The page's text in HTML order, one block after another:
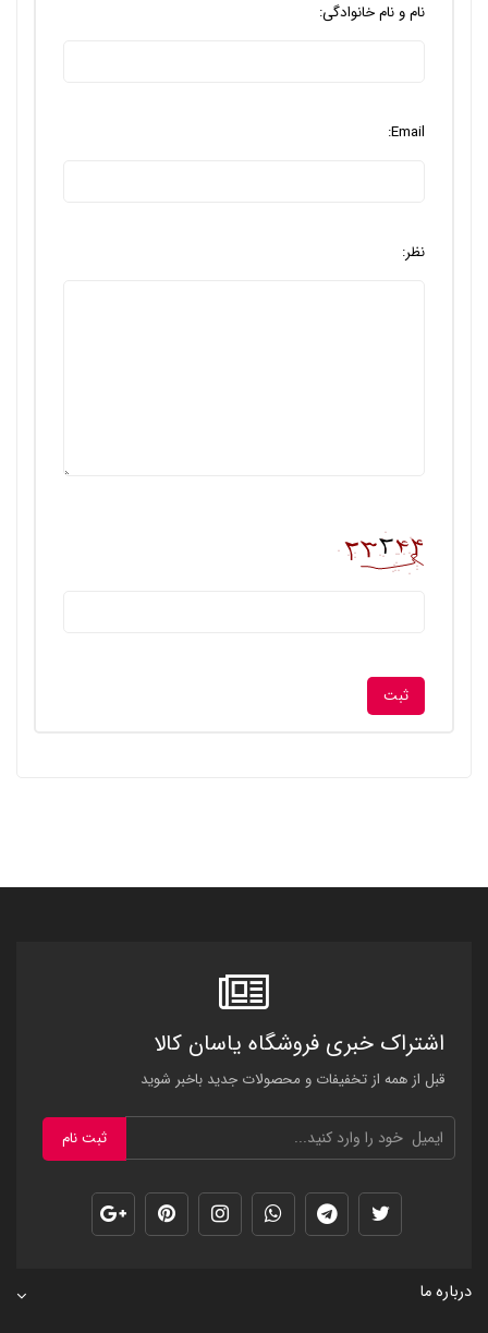
نام و نام خانوادگی:
Email:
نظر:
اشتراک خبری فروشگاه یاسان کالا
قبل از همه از تخفیفات و محصولات جدید باخبر شوید
ثبت نام
درباره ما